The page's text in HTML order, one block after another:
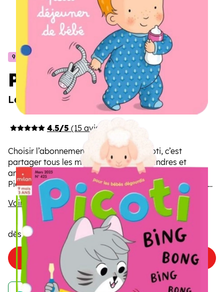
Picoti
Le magazine des bébés dégourdis
9 mois/3 ans
4.5/5 (15 avis)
Choisir l’abonnement au magazine Picoti, c’est
partager tous les mois des moments tendres et
amusants avec votre tout-petit. L’écriture sonore de
Picoti, ses imagiers et ses récits-miroirs font rire, parler
et bouger les bébés.
Voir la description
dès 4 /numéro
Choisir mon offre